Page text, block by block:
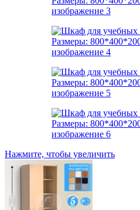
Нажмите, чтобы увеличить